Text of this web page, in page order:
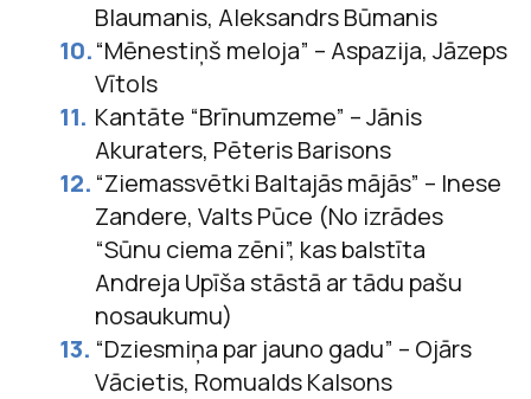
Blaumanis, Aleksandrs Būmanis
“Mēnestiņš meloja” – Aspazija, Jāzeps
Vītols
Kantāte “Brīnumzeme” – Jānis
Akuraters, Pēteris Barisons
“Ziemassvētki Baltajās mājās” – Inese
Zandere, Valts Pūce (No izrādes
“Sūnu ciema zēni”, kas balstīta
Andreja Upīša stāstā ar tādu pašu
nosaukumu)
“Dziesmiņa par jauno gadu” – Ojārs
Vācietis, Romualds Kalsons